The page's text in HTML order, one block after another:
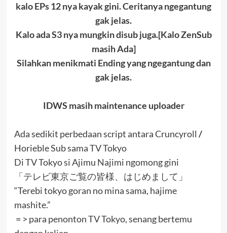
kalo EPs 12 nya kayak gini. Ceritanya ngegantung
gak jelas.
Kalo ada S3 nya mungkin disub juga.[Kalo ZenSub
masih Ada]
Silahkan menikmati Ending yang ngegantung dan
gak jelas.
IDWS masih maintenance uploader
Ada sedikit perbedaan script antara Cruncyroll /
Horieble Sub sama TV Tokyo
Di TV Tokyo si Ajimu Najimi ngomong gini
「テレビ東京ご覧の皆様、はじめまして」
“Terebi tokyo goran no mina sama, hajime
mashite.”
= > para penonton TV Tokyo, senang bertemu